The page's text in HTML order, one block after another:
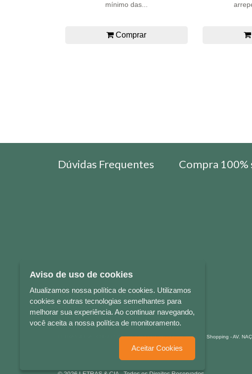
mínimo das...
Comprar
Dúvidas Frequentes Compra 100%
LETRAS & CIA - CNPJ n° 88.587.548/0001-20 - Térreo Bourbon Shopping - AV.
Aviso de uso de cookies
Atualizamos nossa política de cookies. Utilizamos
cookies e outras tecnologias semelhantes para
melhorar sua experiência. Ao continuar navegando,
você aceita a nossa política de monitoramento.
Aceitar Cookies